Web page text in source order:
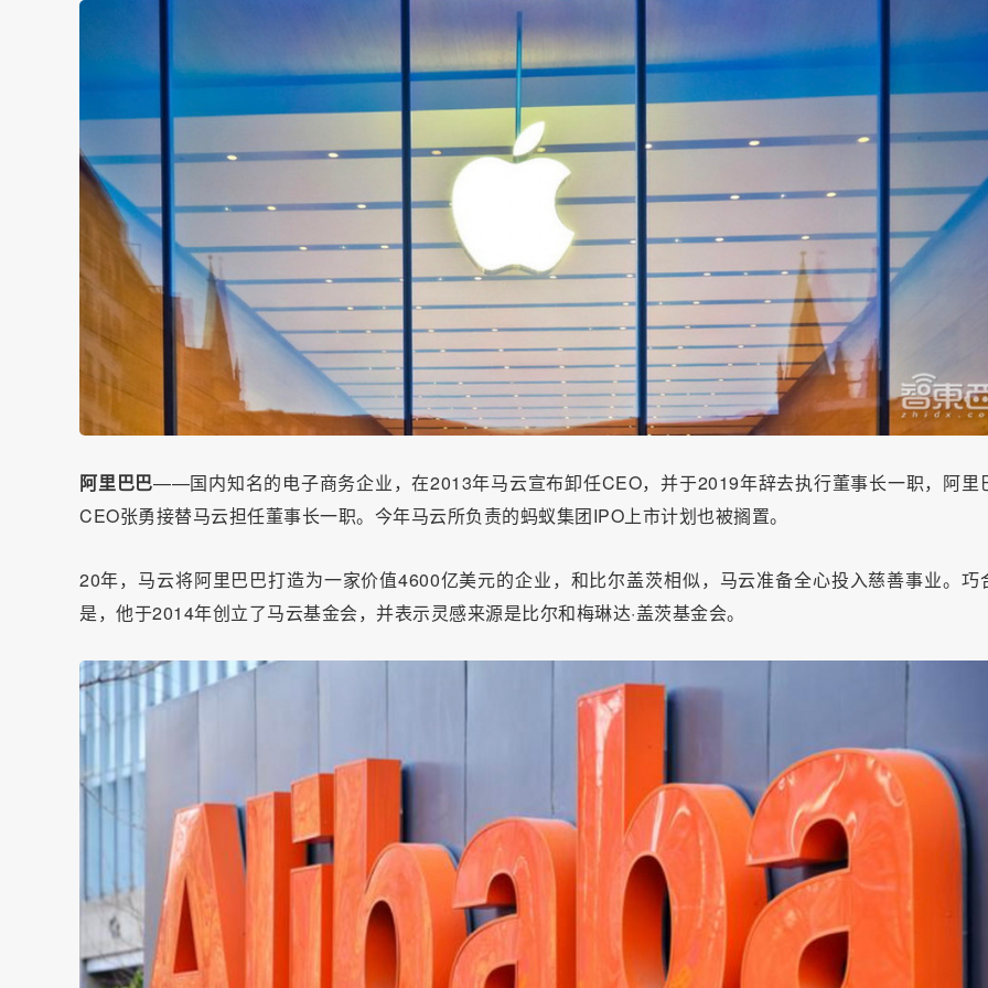
阿里巴巴——国内知名的电子商务企业，在2013年马云宣布卸任CEO，并于2019年辞去执行董事长一职，阿里
CEO张勇接替马云担任董事长一职。今年马云所负责的蚂蚁集团IPO上市计划也被搁置。
20年，马云将阿里巴巴打造为一家价值4600亿美元的企业，和比尔盖茨相似，马云准备全心投入慈善事业。巧
是，他于2014年创立了马云基金会，并表示灵感来源是比尔和梅琳达·盖茨基金会。